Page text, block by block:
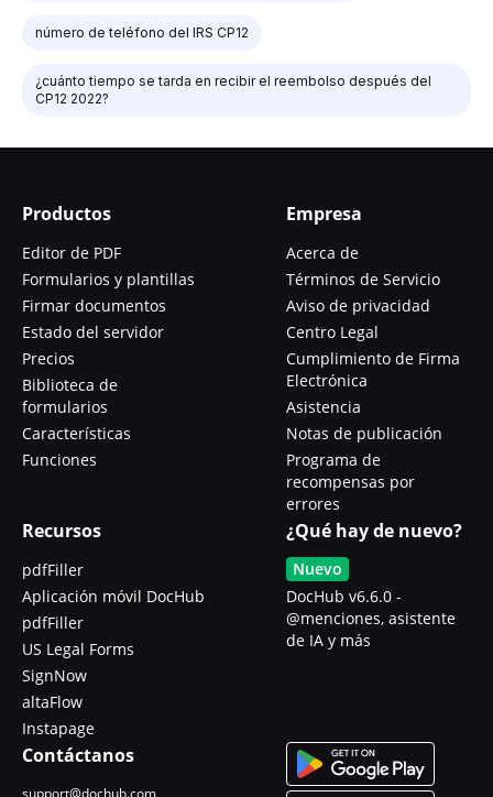
número de teléfono del IRS CP12
¿cuánto tiempo se tarda en recibir el reembolso después del
CP12 2022?
Productos
Editor de PDF
Formularios y plantillas
Firmar documentos
Estado del servidor
Precios
Biblioteca de
formularios
Características
Funciones
Empresa
Acerca de
Términos de Servicio
Aviso de privacidad
Centro Legal
Cumplimiento de Firma
Electrónica
Asistencia
Notas de publicación
Programa de
recompensas por
errores
Recursos
pdfFiller
Aplicación móvil DocHub
pdfFiller
US Legal Forms
SignNow
altaFlow
Instapage
¿Qué hay de nuevo?
Nuevo
DocHub v6.6.0 -
@menciones, asistente
de IA y más
Contáctanos
support@dochub.com